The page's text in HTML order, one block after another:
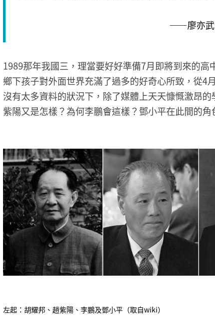
——廖亦武
1989那年我國三，理當要好好準備7月即將到來的
鄉下孩子對外面世界充滿了過多的好奇心所致，從4
沒有太多資料的狀況下，除了媒體上天天慷慨激昂
紫陽又是怎樣？為何李鵬會這樣？鄧小平在此間的角
左起：胡耀邦、趙紫陽、李鵬及鄧小平（取自wiki）